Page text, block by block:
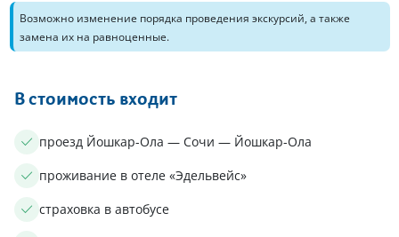
Возможно изменение порядка проведения экскурсий, а также
замена их на равноценные.
В стоимость входит
проезд Йошкар-Ола — Сочи — Йошкар-Ола
проживание в отеле «Эдельвейс»
страховка в автобусе